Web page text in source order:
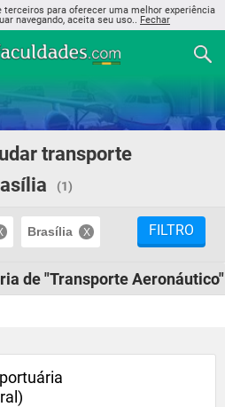
para oferecer uma melhor experiência
navegando, aceita seu uso.. Fechar
transporte
(1)
Brasília FILTRO
de "Transporte Aeronáutico"